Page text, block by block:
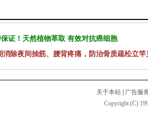
证！天然植物萃取 有效对抗癌细胞
除夜间抽筋、腰背疼痛，防治骨质疏松立竿
关于本站 | 广告服
Copyright (C)